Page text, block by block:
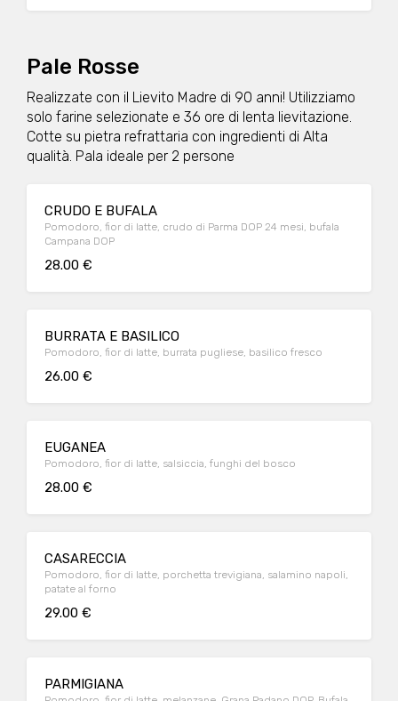
Pale Rosse
Realizzate con il Lievito Madre di 90 anni! Utilizziamo
solo farine selezionate e 36 ore di lenta lievitazione.
Cotte su pietra refrattaria con ingredienti di Alta
qualità. Pala ideale per 2 persone
CRUDO E BUFALA
Pomodoro, fior di latte, crudo di Parma DOP 24 mesi, bufala
Campana DOP
28.00 €
BURRATA E BASILICO
Pomodoro, fior di latte, burrata pugliese, basilico fresco
26.00 €
EUGANEA
Pomodoro, fior di latte, salsiccia, funghi del bosco
28.00 €
CASARECCIA
Pomodoro, fior di latte, porchetta trevigiana, salamino napoli,
patate al forno
29.00 €
PARMIGIANA